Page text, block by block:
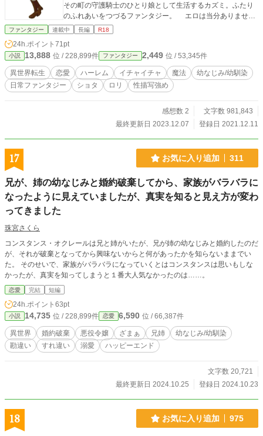
その町の守護騎士のひとり娘として生活するカズミ。ふたり
のふれあいをつづるファンタジー。 エロは当分ありません
ごめんなさい。物語が進むにつれてそういう濡れ場は出るだ
ますが、色々とご都合主義があるのはご了承ください。 （追
記） 60話が便宜上第二部開始となりますが、それ以降は吹
っ切れたようにエロエロになっております。m(_ _)m サブ
タイトルに「微エロ▲エロ★」を付けるようにしました。
ファンタジー 連載中 長編 R18
24h.ポイント 71pt
小説 13,888 位 / 228,899件 ファンタジー 2,449 位 / 53,345件
異世界転生 恋愛 ハーレム イチャイチャ 魔法
幼なじみ/幼馴染
日常ファンタジー
ショタ ロリ 性描写強め
感想数 2
文字数 981,843
最終更新日 2023.12.07
登録日 2021.12.11
17 お気に入り追加 311
兄が、姉の幼なじみと婚約破棄してから、家族がバラバラに
なったように見えていましたが、真実を知ると見え方が変わ
ってきました
珠宮さくら
コンスタンス・オクレールは兄と姉がいたが、兄が姉の幼なじみと婚約したのだ
が、それが破棄となってから興味ないからと何があったかを知らないままでい
た。 そのせいで、家族がバラバラになっていくとはコンスタンスは思いもしな
かったが、真実を知ってしまうと１番大人気なかったのは……。
恋愛 完結 短編
24h.ポイント 63pt
小説 14,735 位 / 228,899件 恋愛 6,590 位 / 66,387件
異世界 婚約破棄 悪役令嬢 ざまぁ 兄姉
幼なじみ/幼馴染
勘違い
すれ違い 溺愛 ハッピーエンド
文字数 20,721
最終更新日 2024.10.25
登録日 2024.10.23
18 お気に入り追加 975